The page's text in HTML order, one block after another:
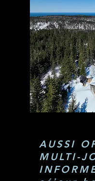
AUSSI
MULTI-